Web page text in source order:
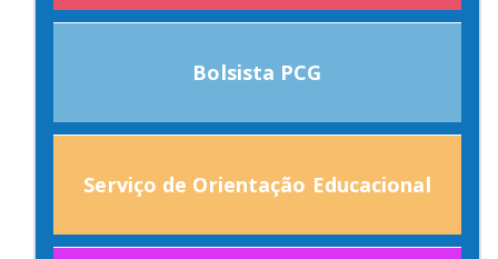
Bolsista PCG
Serviço de Orientação Educacional